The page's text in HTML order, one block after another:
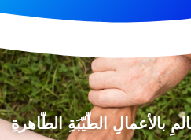
بالأعمالِ الطّيّبَةِ الطّاهرةِ